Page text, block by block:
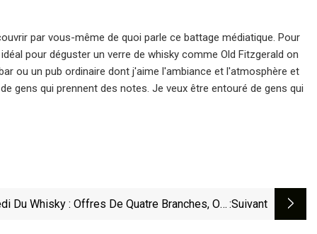
par vous-même de quoi parle ce battage médiatique. Pour
pour déguster un verre de whisky comme Old Fitzgerald on
ou un pub ordinaire dont j'aime l'ambiance et l'atmosphère et
gens qui prennent des notes. Je veux être entouré de gens qui
Du Whisky : Offres De Quatre Branches, Old :suivant